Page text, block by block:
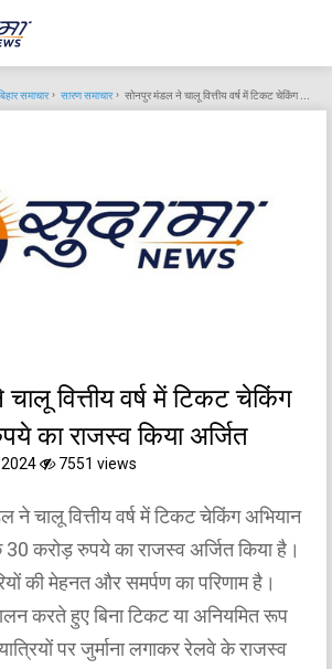
समाचार सारण समाचार सोनपुर मंडल ने चालू वित्तीय वर्ष में टिकट चेकिंग से 30 करोड़ रुपये का राजस्व किया अर्जित
वित्तीय वर्ष में टिकट चेकिंग
का राजस्व किया अर्जित
2024 7551 views
ने चालू वित्तीय वर्ष में टिकट चेकिंग अभियान
करोड़ रुपये का राजस्व अर्जित किया है।
की मेहनत और समर्पण का परिणाम है।
करते हुए बिना टिकट या अनियमित रूप
पर जुर्माना लगाकर रेलवे के राजस्व